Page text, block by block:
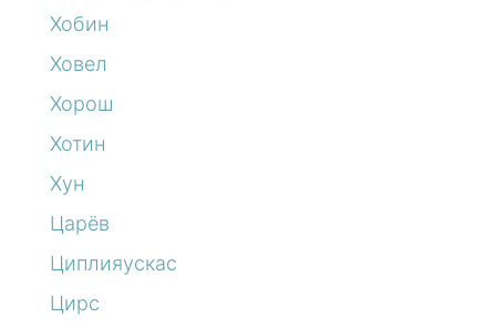
Хобин
Ховел
Хорош
Хотин
Хун
Царёв
Циплияускас
Цирс